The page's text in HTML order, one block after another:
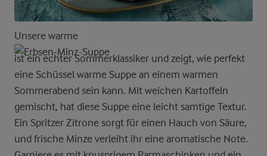
Unsere warme
ist ein echter Sommerklassiker und zeigt, wie perfekt
eine Schüssel warme Suppe an einem warmen
Sommerabend sein kann. Mit weichen Kartoffeln
gemischt, hat diese Suppe eine leicht samtige Textur.
Ein Spritzer Zitrone sorgt für einen Hauch von Säure,
und frische Minze verleiht ihr eine aromatische Note.